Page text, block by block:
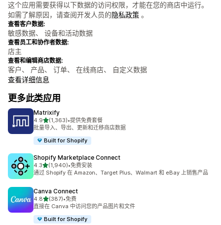
这个应用需要获得以下数据的访问权限，才能在您的商店中运行。
如需了解原因，请查阅开发人员的隐私政策 。
查看客户数据:
敏感数据、 设备和活动数据
查看员工和协作者数据:
店主
查看和编辑商店数据:
客户、 产品、 订单、 在线商店、 自定义数据
查看详细信息
更多此类应用
Matrixify
4.9星（满分 5 星）
(1,363)
总共 1363 条评论
•提供免费套餐
批量导入、导出、更新和迁移商店数据
Built for Shopify
Shopify Marketplace Connect
4.3星（满分 5 星）
(1,940)
总共 1940 条评论
•免费安装
通过 Shopify 在 Amazon、Target Plus、Walmart 和 eBay 上销售产品
Canva Connect
4.8星（满分 5 星）
(387)
总共 387 条评论
•免费
直接在 Canva 中访问您的产品图片和文件
Built for Shopify